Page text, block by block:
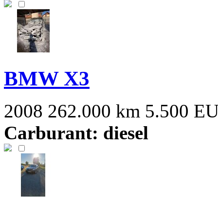
BMW X3
2008 262.000 km 5.500
Carburant: diesel